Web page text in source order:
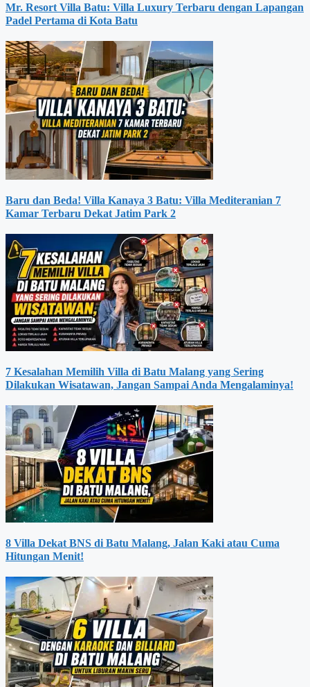
Mr. Resort Villa Batu: Villa Luxury Terbaru dengan Lapangan
Padel Pertama di Kota Batu
Baru dan Beda! Villa Kanaya 3 Batu: Villa Mediteranian 7
Kamar Terbaru Dekat Jatim Park 2
7 Kesalahan Memilih Villa di Batu Malang yang Sering
Dilakukan Wisatawan, Jangan Sampai Anda Mengalaminya!
8 Villa Dekat BNS di Batu Malang, Jalan Kaki atau Cuma
Hitungan Menit!